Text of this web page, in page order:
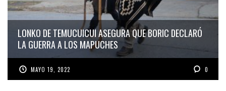
LONKO DE TEMUCUICUI ASEGURA QUE BORIC DECLARÓ
LA GUERRA A LOS MAPUCHES
MAYO 19, 2022 0